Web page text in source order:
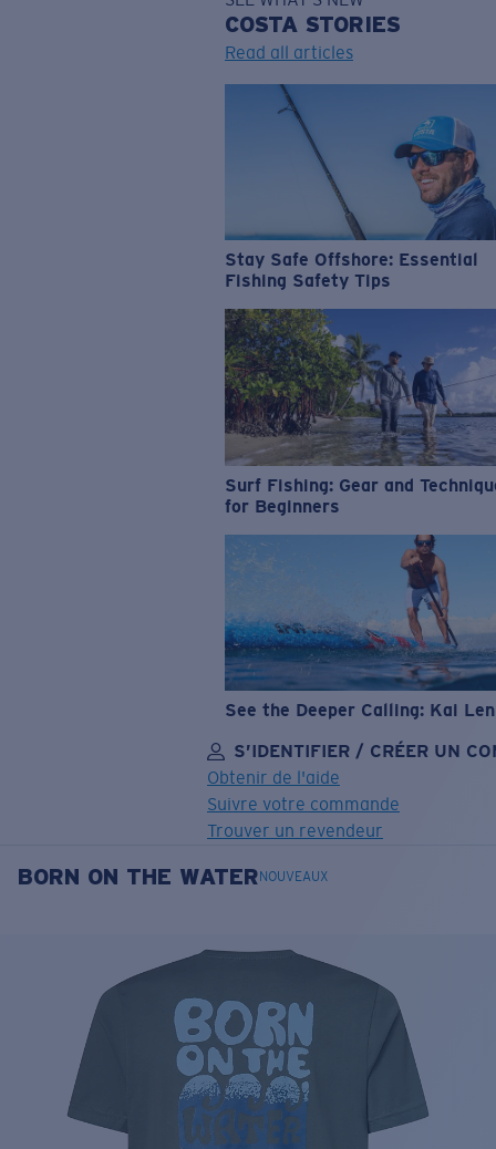
COSTA STORIES
Read all articles
Stay Safe Offshore: Essential
Fishing Safety Tips
Surf Fishing: Gear and
for Beginners
See the Deeper Calling: Kai
S’IDENTIFIER / CRÉER UN
Obtenir de l'aide
Suivre votre commande
Trouver un revendeur
OBJECTIF MIS À JOURAJOUTÉ AU PANIER!
Prix :
Quantité:
Prix : Gratuit
Quantité:
BORN ON THE WATER NOUVEAUX